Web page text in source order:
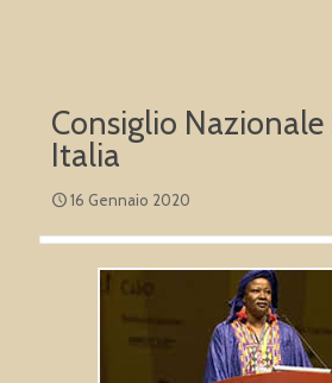
Consiglio Nazionale
Italia
16 Gennaio 2020